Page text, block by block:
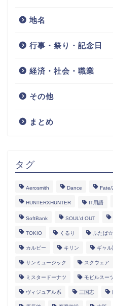
地名
行事・祭り・記念日
経済・社会・職業
その他
まとめ
タグ
Aerosmith Dance Fate/
HUNTERXHUNTER IT用語
SoftBank SOUL’d OUT
TOKIO くるり ふたば☆
カルビー キリン ギャル
サンミュージック スクウェア
ミスタードーナツ モビルスー
ヴィジュアル系 三国志